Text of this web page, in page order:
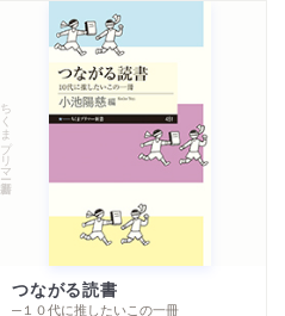
ちくまプリマー新書
つながる読書
─１０代に推したいこの一冊